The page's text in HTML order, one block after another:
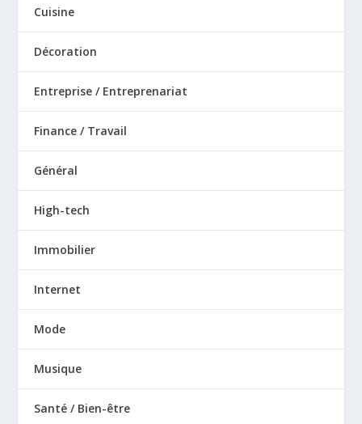
Cuisine
Décoration
Entreprise / Entreprenariat
Finance / Travail
Général
High-tech
Immobilier
Internet
Mode
Musique
Santé / Bien-être